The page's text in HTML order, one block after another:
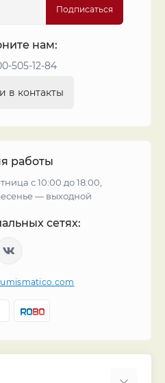
Подписаться
нам:
505-12-84
в контакты
работы
с 10:00 до 18:00,
— выходной
сетях: